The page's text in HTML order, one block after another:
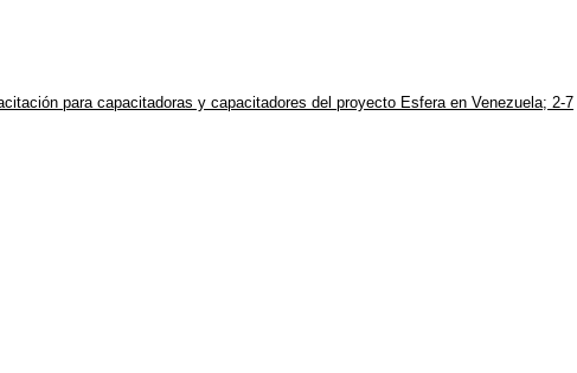
para capacitadoras y capacitadores del proyecto Esfera en Venezuela; 2-7